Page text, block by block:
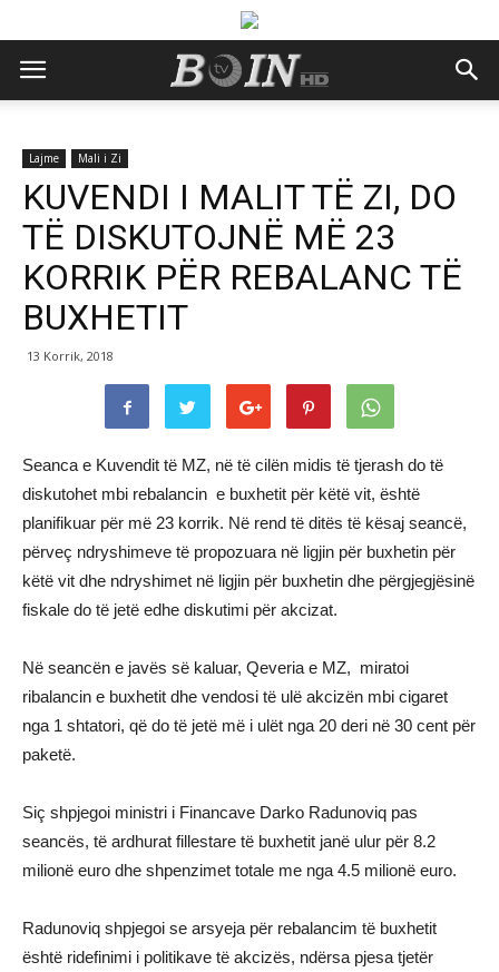
Lajme Mali i Zi
KUVENDI I MALIT TË ZI, DO
TË DISKUTOJNË MË 23
KORRIK PËR REBALANC TË
BUXHETIT
13 Korrik, 2018
Seanca e Kuvendit të MZ, në të cilën midis të tjerash do të
diskutohet mbi rebalancin e buxhetit për këtë vit, është
planifikuar për më 23 korrik. Në rend të ditës të kësaj seancë,
përveç ndryshimeve të propozuara në ligjin për buxhetin për
këtë vit dhe ndryshimet në ligjin për buxhetin dhe përgjegjësinë
fiskale do të jetë edhe diskutimi për akcizat.
Në seancën e javës së kaluar, Qeveria e MZ, miratoi
ribalancin e buxhetit dhe vendosi të ulë akcizën mbi cigaret
nga 1 shtatori, që do të jetë më i ulët nga 20 deri në 30 cent për
paketë.
Siç shpjegoi ministri i Financave Darko Radunoviq pas
seancës, të ardhurat fillestare të buxhetit janë ulur për 8.2
milionë euro dhe shpenzimet totale me nga 4.5 milionë euro.
Radunoviq shpjegoi se arsyeja për rebalancim të buxhetit
është ridefinimi i politikave të akcizës, ndërsa pjesa tjetër